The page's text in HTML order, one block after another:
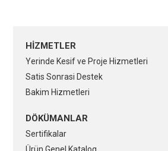
HİZMETLER
Yerinde Kesif ve Proje Hizmetleri
Satis Sonrasi Destek
Bakim Hizmetleri
DÖKÜMANLAR
Sertifikalar